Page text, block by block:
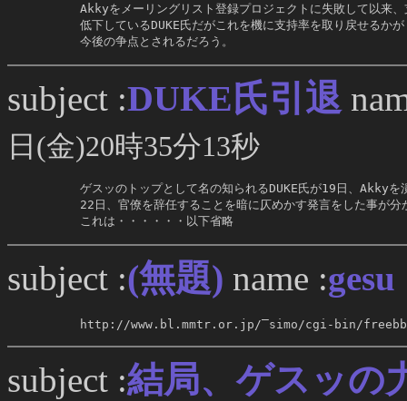
Akkyをメーリングリスト登録プロジェクトに失敗して以来、
     低下しているDUKE氏だがこれを機に支持率を取り戻せるかが
     今後の争点とされるだろう。
subject :DUKE氏引退
日(金)20時35分13秒
ゲスッのトップとして名の知られるDUKE氏が19日、Akkyを
22日、官僚を辞任することを暗に仄めかす発言をした事が分
     これは・・・・・・以下省略
subject :(無題) name :gesu
http://www.bl.mmtr.or.jp/‾simo/cgi-bin/
subject :結局、ゲスッの